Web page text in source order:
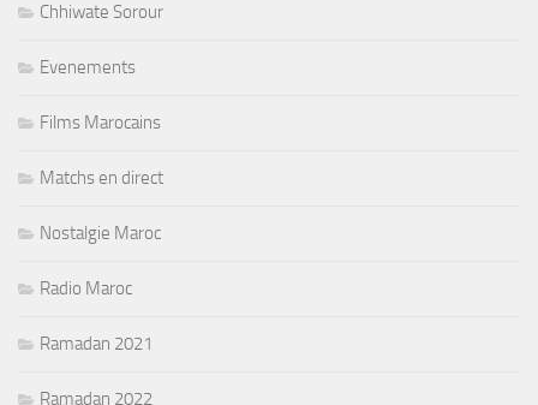
Chhiwate Sorour
Evenements
Films Marocains
Matchs en direct
Nostalgie Maroc
Radio Maroc
Ramadan 2021
Ramadan 2022